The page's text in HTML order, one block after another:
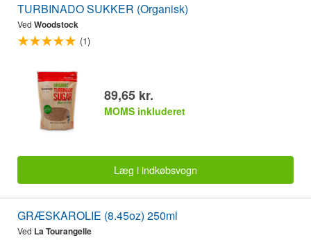
TURBINADO SUKKER (Organisk)
Ved Woodstock
(1)
89,65 kr.
MOMS inkluderet
Læg i indkøbsvogn
GRÆSKAROLIE (8.45oz) 250ml
Ved La Tourangelle